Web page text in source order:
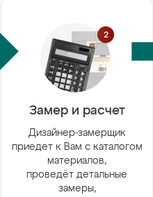
Замер и расчет
Дизайнер-замерщик
приедет к Вам с каталогом
материалов,
проведёт детальные
замеры,